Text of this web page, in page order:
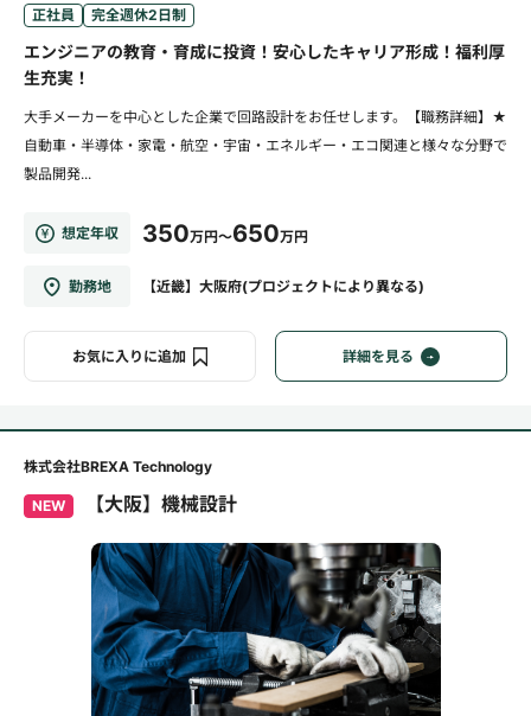
正社員 完全週休2日制
エンジニアの教育・育成に投資！安心したキャリア形成！福利厚
生充実！
大手メーカーを中心とした企業で回路設計をお任せします。【職務詳細】★
自動車・半導体・家電・航空・宇宙・エネルギー・エコ関連と様々な分野で
製品開発...
想定年収 350万円～650万円
勤務地 【近畿】大阪府(プロジェクトにより異なる)
お気に入りに追加 詳細を見る
株式会社BREXA Technology
NEW 【大阪】機械設計